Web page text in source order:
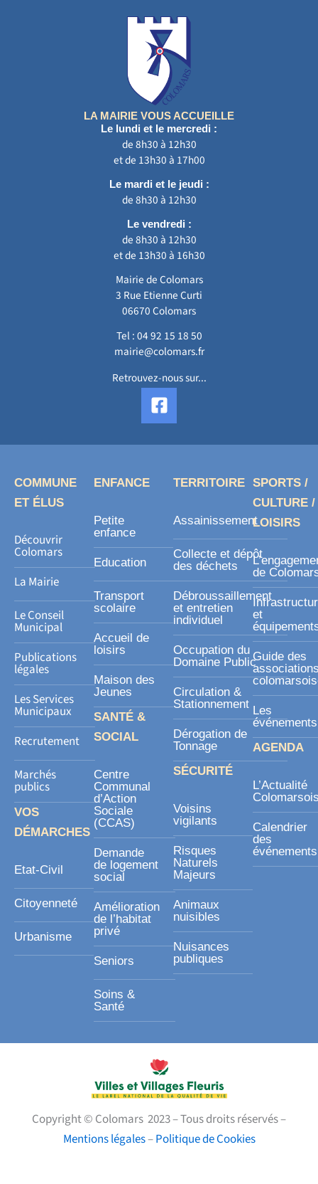
LA MAIRIE VOUS ACCUEILLE
Le lundi et le mercredi :
de 8h30 à 12h30
et de 13h30 à 17h00
Le mardi et le jeudi :
de 8h30 à 12h30
Le vendredi :
de 8h30 à 12h30
et de 13h30 à 16h30
Mairie de Colomars
3 Rue Etienne Curti
06670 Colomars
Tel :04 92 15 18 50
mairie@colomars.fr
Retrouvez-nous sur...
F
a
c
e
s
r
COMMUNE
ET ÉLUS
Découvrir
Colomars
La Mairie
Le Conseil
Municipal
Publications
légales
Les Services
Municipaux
Recrutement
Marchés
publics
VOS
DÉMARCHES
Etat-Civil
Citoyenneté
Urbanisme
ENFANCE
Petite
enfance
Education
Transport
scolaire
Accueil de
loisirs
Maison des
Jeunes
SANTÉ &
SOCIAL
Centre
Communal
d’Action
Sociale
(CCAS)
Demande
de logement
social
Amélioration
de l’habitat
privé
Seniors
Soins &
Santé
TERRITOIRE
Assainissement
Collecte et dépôt
des déchets
Débroussaillement
et entretien
individuel
Occupation du
Domaine Public
Circulation &
Stationnement
Dérogation de
Tonnage
SÉCURITÉ
Voisins
vigilants
Risques
Naturels
Majeurs
Animaux
nuisibles
Nuisances
publiques
SPORTS /
CULTURE /
LOISIRS
de
et
Guide des
Les
événements
AGENDA
L’Actualité
Calendrier
des
événements
Copyright © Colomars 2023 – Tous droits réservés –
Mentions légales–Politique de Cookies